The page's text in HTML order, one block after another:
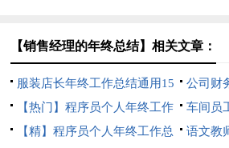
【销售经理的年终总结】相关文章：
服装店长年终工作总结通用15
篇
公司财
篇)
【热门】程序员个人年终工作
总结
车间员
篇
【精】程序员个人年终工作总 语文教